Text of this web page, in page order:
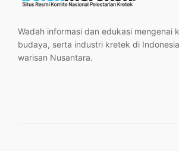
Wadah informasi dan edukasi mengenai
budaya, serta industri kretek di
warisan Nusantara.